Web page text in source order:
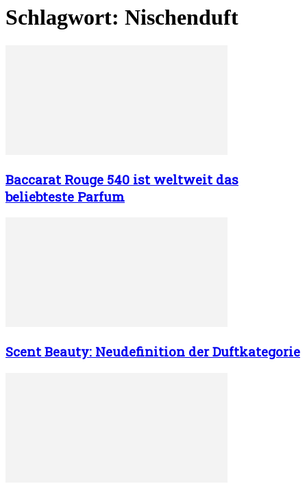
Schlagwort: Nischenduft
Baccarat Rouge 540 ist weltweit das
beliebteste Parfum
Scent Beauty: Neudefinition der Duftkategorie